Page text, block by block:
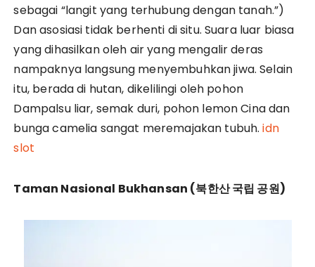
sebagai “langit yang terhubung dengan tanah.”)
Dan asosiasi tidak berhenti di situ. Suara luar biasa
yang dihasilkan oleh air yang mengalir deras
nampaknya langsung menyembuhkan jiwa. Selain
itu, berada di hutan, dikelilingi oleh pohon
Dampalsu liar, semak duri, pohon lemon Cina dan
bunga camelia sangat meremajakan tubuh.idn
slot
Taman Nasional Bukhansan (북한산국립 공원)